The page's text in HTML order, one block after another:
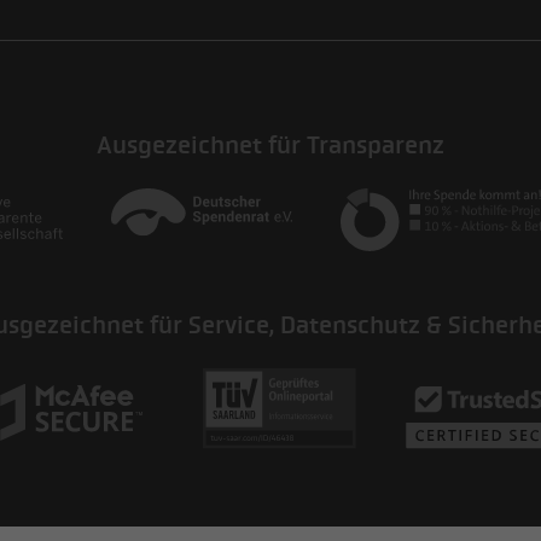
Ausgezeichnet für Transparenz
für Service, Datenschutz &